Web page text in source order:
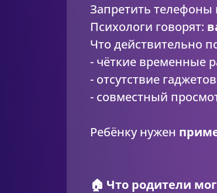
Запретить
Психологи говорят:
Что действительно
- чёткие временные
- отсутствие
- совместный
Ребёнку нужен
🏠 Что родители